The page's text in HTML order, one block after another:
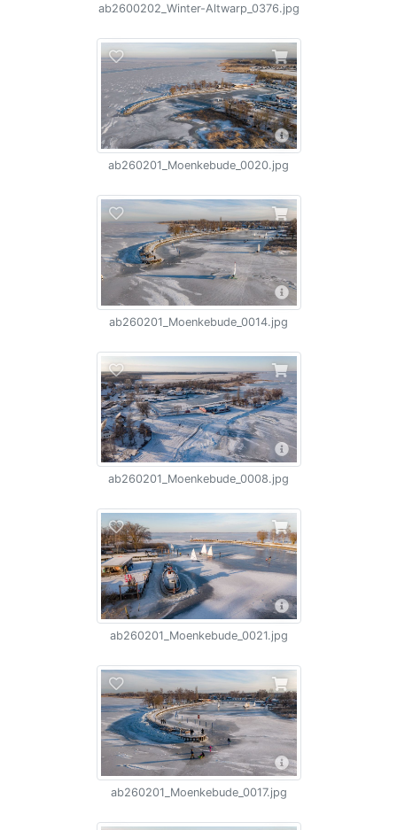
ab2600202_Winter-Altwarp_0376.jpg
ab260201_Moenkebude_0020.jpg
ab260201_Moenkebude_0014.jpg
ab260201_Moenkebude_0008.jpg
ab260201_Moenkebude_0021.jpg
ab260201_Moenkebude_0017.jpg